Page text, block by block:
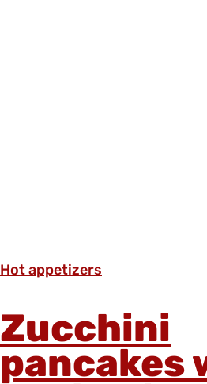
Hot appetizers
Zucchini
pancakes